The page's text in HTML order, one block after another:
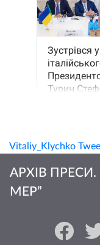
Vitaliy_Klychko
АРХІВ
МЕР”